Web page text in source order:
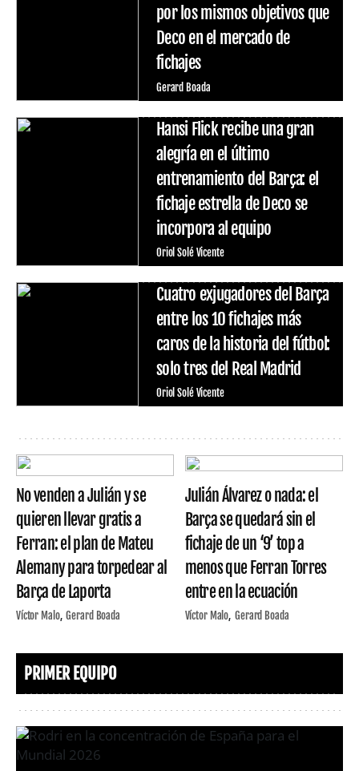
por los mismos objetivos que
Deco en el mercado de
fichajes
Gerard Boada
Hansi Flick recibe una gran
alegría en el último
entrenamiento del Barça: el
fichaje estrella de Deco se
incorpora al equipo
Oriol Solé Vicente
Cuatro exjugadores del Barça
entre los 10 fichajes más
caros de la historia del fútbol:
solo tres del Real Madrid
Oriol Solé Vicente
No venden a Julián y se
quieren llevar gratis a
Ferran: el plan de Mateu
Alemany para torpedear al
Barça de Laporta
Víctor Malo Gerard Boada
Julián Álvarez o nada: el
Barça se quedará sin el
fichaje de un ‘9’ top a
menos que Ferran Torres
entre en la ecuación
Víctor Malo Gerard Boada
PRIMER EQUIPO